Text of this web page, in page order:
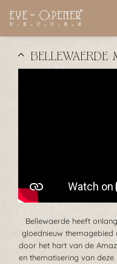
BELLEWAERDE
Bellewaerde heeft
gloednieuw themagebied
door het hart van de
en thematisering van